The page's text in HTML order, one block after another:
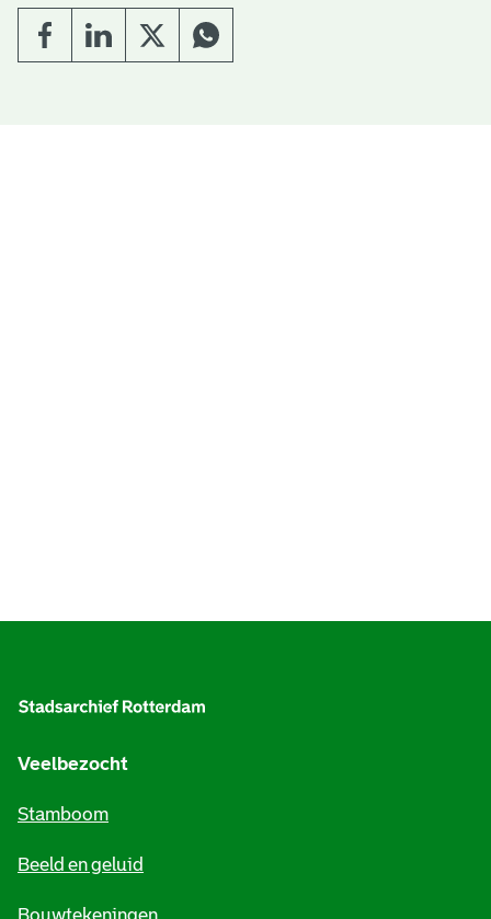
Veelbezocht
Stamboom
Beeld en geluid